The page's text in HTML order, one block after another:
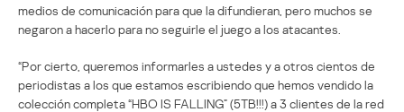
medios de comunicación para que la difundieran, pero muchos se
negaron a hacerlo para no seguirle el juego a los atacantes.
“Por cierto, queremos informarles a ustedes y a otros cientos de
periodistas a los que estamos escribiendo que hemos vendido la
colección completa “HBO IS FALLING” (5TB!!!) a 3 clientes de la red